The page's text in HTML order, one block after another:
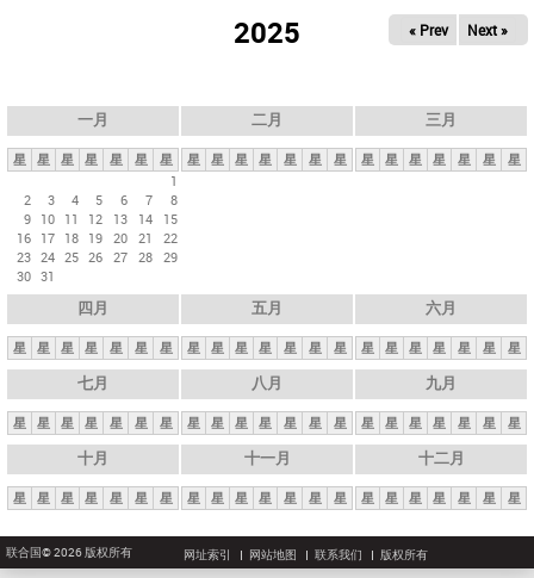
2025 « Prev Next »
一月
星 星 星 星 星 星
星
1
2
3 4 5 6 7
8
9 10 11 12 13 14
15
16 17 18 19 20 21
22
23 24 25 26 27 28 29
30 31
二月
星 星 星 星 星 星 星
三月
星 星 星 星 星 星 星
四月
星 星 星 星 星 星 星
五月
星 星 星 星 星 星 星
六月
星 星 星 星 星 星 星
七月
星 星 星 星 星 星 星
八月
星 星 星 星 星 星 星
九月
星 星 星 星 星 星 星
十月
星 星 星 星 星 星 星
十一月
星 星 星 星 星 星 星
十二月
星 星 星 星 星 星 星
联合国© 2026 版权所有 网址索引 网站地图 联系我们 版权所有